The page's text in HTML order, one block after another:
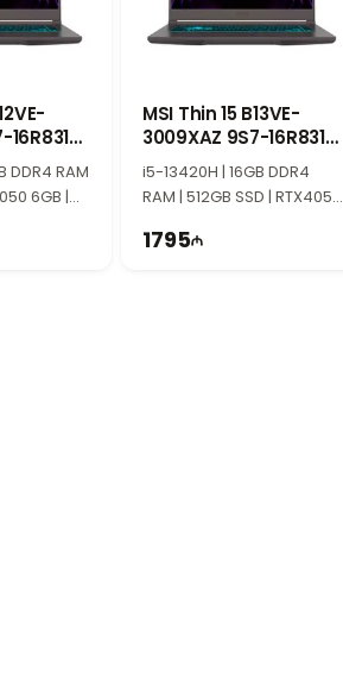
для геймеров и профессионалов.
DDR4 RAM
6GB |
MSI Thin 15 B13VE-
3009XAZ 9S7-16R831-
3009
i5-13420H | 16GB DDR4
RAM | 512GB SSD | RTX4050
1795